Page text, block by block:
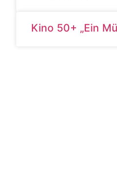
Kino 50+ „Ein